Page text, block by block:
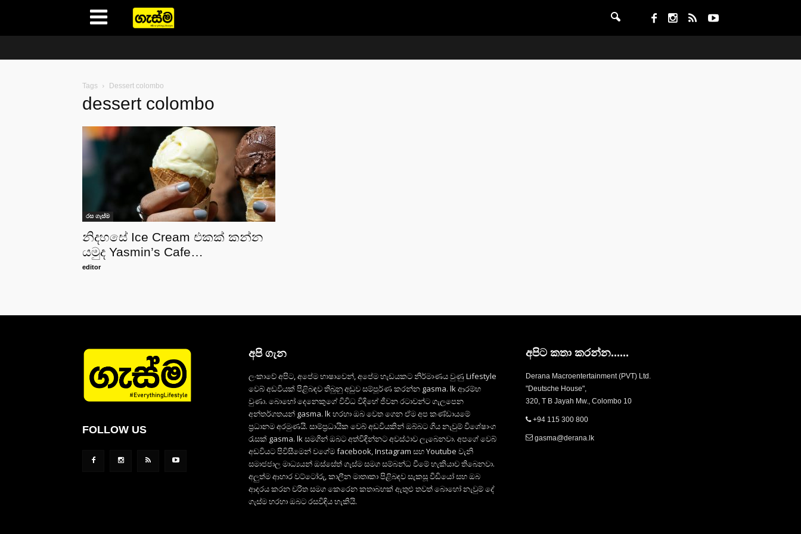
Tags Dessert colombo
dessert colombo
රස ගැස්ම
නිදහසේ Ice Cream එකක් කන්න
යමුද Yasmin’s Cafe…
editor
FOLLOW US
අපි ගැන
ලංකාවේ අපිට, අපේම භාෂාවෙන්, අපේම හැඩයකට නිර්මාණය වුණු Lifestyle
වෙබ් අඩවියක් පිළිබඳව තිබුනු අඩුව සම්පූර්ණ කරන්න gasma. lk ආරම්භ
වුණා. බොහෝ දෙනෙකුගේ විවිධ විදිහේ ජීවන රටාවන්ට ගැලපෙන
අන්තර්ගතයන් gasma. lk හරහා ඔබ වෙත ගෙන ඒම අප කණ්ඩායමේ
ප්‍රධානම අරමුණයි. සාම්ප්‍රධායික වෙබ් අඩවියකින් ඔබ්බට ගිය නැවුම් විශේෂාංග
රැසක් gasma. lk සමගින් ඔබට අත්විඳින්නට අවස්ථාව ලැබෙනවා. අපගේ වෙබ්
අඩවියට පිවිසීමෙන් වගේම facebook, Instagram සහ Youtube වැනි
සමාජජාල මාධ්‍යයන් ඔස්සේත් ගැස්ම සමග සම්බන්ධ වීමේ හැකියාව තිබෙනවා.
අලුත්ම ආහාර වට්ටෝරු, කාලීන මාතෘකා පිළිබඳව සැකසූ වීඩියෝ සහ ඔබ
ආදරය කරන චරිත සමග කෙරෙන කතාබහක් ඇතුළු තවත් බොහෝ නැවුම් දේ
ගැස්ම හරහා ඔබට රසවිඳිය හැකියි.
අපිට කතා කරන්න......
Derana Macroentertainment (PVT) Ltd.
"Deutsche House",
320, T B Jayah Mw., Colombo 10
+94 115 300 800
gasma@derana.lk